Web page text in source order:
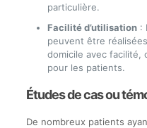
particulière.
Facilité d’utilisation:
peuvent être
domicile avec facilité,
pour les patients.
Études de cas ou
De nombreux patients